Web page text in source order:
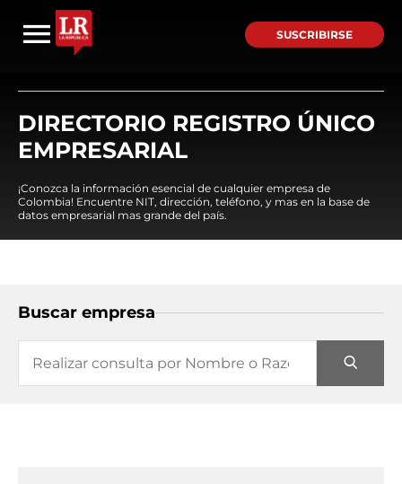
SUSCRIBIRSE
DIRECTORIO REGISTRO ÚNICO
EMPRESARIAL
¡Conozca la información esencial de cualquier empresa de
Colombia! Encuentre NIT, dirección, teléfono, y mas en la base de
datos empresarial mas grande del país.
Buscar empresa